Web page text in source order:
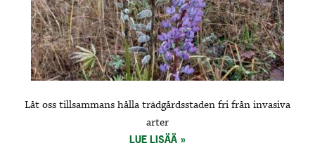
URHEILU
IDROTT
KULTTUURI
KULTUR
HISTORIA
HISTORIA
YLEINEN
ALLMÄN
MAINOSTAJILLE
ANNONSÖRER
Låt oss tillsammans hålla trädgårdsstaden fri från invasiva
arter
LUE LISÄÄ